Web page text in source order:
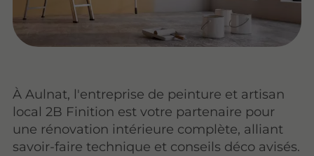
À Aulnat, l'entreprise de peinture et artisan
local 2B Finition est votre partenaire pour
une rénovation intérieure complète, alliant
savoir-faire technique et conseils déco avisés.